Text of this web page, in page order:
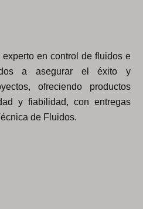
en control de fluidos e
a asegurar el éxito y
ofreciendo productos
y fiabilidad, con entregas
de Fluidos.